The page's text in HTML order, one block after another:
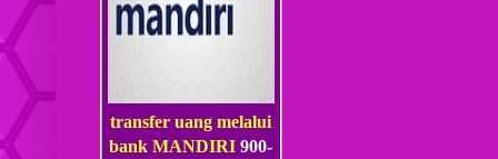
transfer uang melalui
bank MANDIRI900-